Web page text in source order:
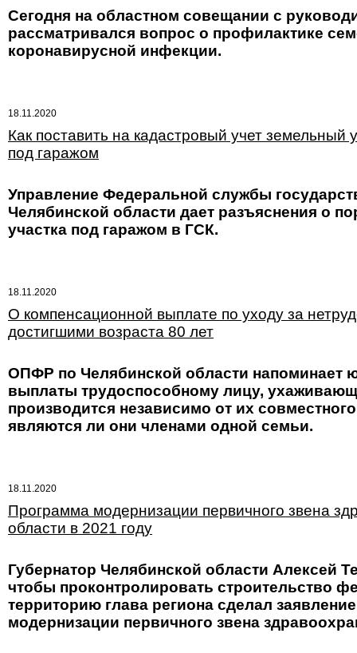
Сегодня на областном совещании с
рассматривался вопрос о профилактике
коронавирусной инфекции.
18.11.2020
Как поставить на кадастровый учет земельный
под гаражом
Управление Федеральной службы
Челябинской области дает разъяснения о
участка под гаражом в ГСК.
18.11.2020
О компенсационной выплате по уходу за
достигшими возраста 80 лет
ОПФР по Челябинской области напоминает
выплаты трудоспособному лицу,
производится независимо от их
являются ли они членами одной семьи.
18.11.2020
Программа модернизации первичного звена
области в 2021 году
Губернатор Челябинской области Алексей
чтобы проконтролировать строительство
территорию глава региона сделал
модернизации первичного звена